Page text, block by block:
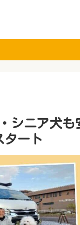
シニア犬
タート